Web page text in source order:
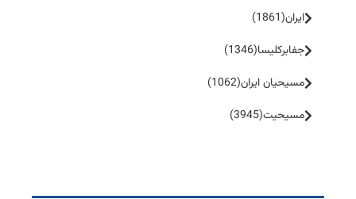
ایران(1861)
جفا‌بر‌کلیسا(1346)
مسیحیان ایران(1062)
مسیحیت(3945)